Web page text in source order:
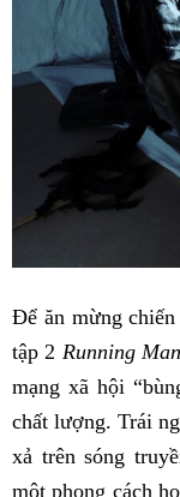
Để ăn mừng
tập 2 Running
mạng xã hội
chất lượng. Trái
xả trên sóng
một phong cách